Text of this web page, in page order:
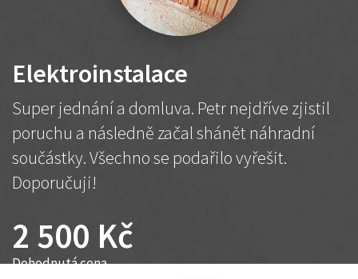
Elektroinstalace
Super jednání a domluva. Petr nejdříve zjistil
poruchu a následně začal shánět náhradní
součástky. Všechno se podařilo vyřešit.
Doporučuji!
2 500 Kč
Dohodnutá cena